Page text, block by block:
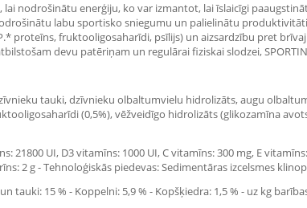
lai nodrošinātu enerģiju, ko var izmantot, lai īslaicīgi
labu sportisko sniegumu un palielinātu produktivitāti.
proteīns, fruktooligosaharīdi, psīlijs) un aizsardzību pret
devu patēriņam un regulārai fiziskai slodzei,
tauki, dzīvnieku olbaltumvielu hidrolizāts, augu
(0,5%), vēžveidīgo hidrolizāts (glikozamīna
UI, D3 vitamīns: 1000 UI, C vitamīns: 300 mg, E
2 g - Tehnoloģiskās piedevas: Sedimentāras izcelsmes
tauki: 15 % - Koppelni: 5,9 % - Kopšķiedra: 1,5 % - uz kg